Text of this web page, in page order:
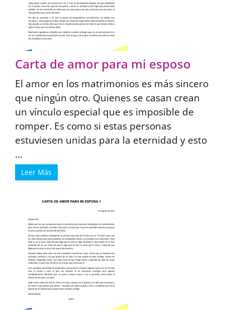
Carta de amor para mi esposo
El amor en los matrimonios es más sincero
que ningún otro. Quienes se casan crean
un vínculo especial que es imposible de
romper. Es como si estas personas
estuviesen unidas para la eternidad y esto
...
Leer Más